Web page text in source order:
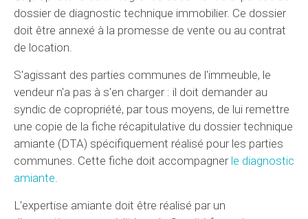
dossier de diagnostic technique immobilier. Ce dossier
doit être annexé à la promesse de vente ou au contrat
de location.
S'agissant des parties communes de l'immeuble, le
vendeur n'a pas à s'en charger : il doit demander au
syndic de copropriété, par tous moyens, de lui remettre
une copie de la fiche récapitulative du dossier technique
amiante (DTA) spécifiquement réalisé pour les parties
communes. Cette fiche doit accompagner le diagnostic
amiante
L'expertise amiante doit être réalisé par un